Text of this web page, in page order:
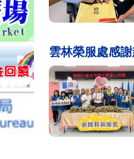
雲林榮服處感